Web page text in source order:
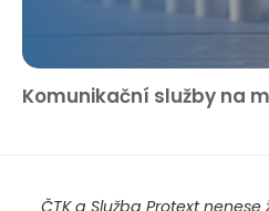
Komunikační služby na
ČTK a Služba Protext